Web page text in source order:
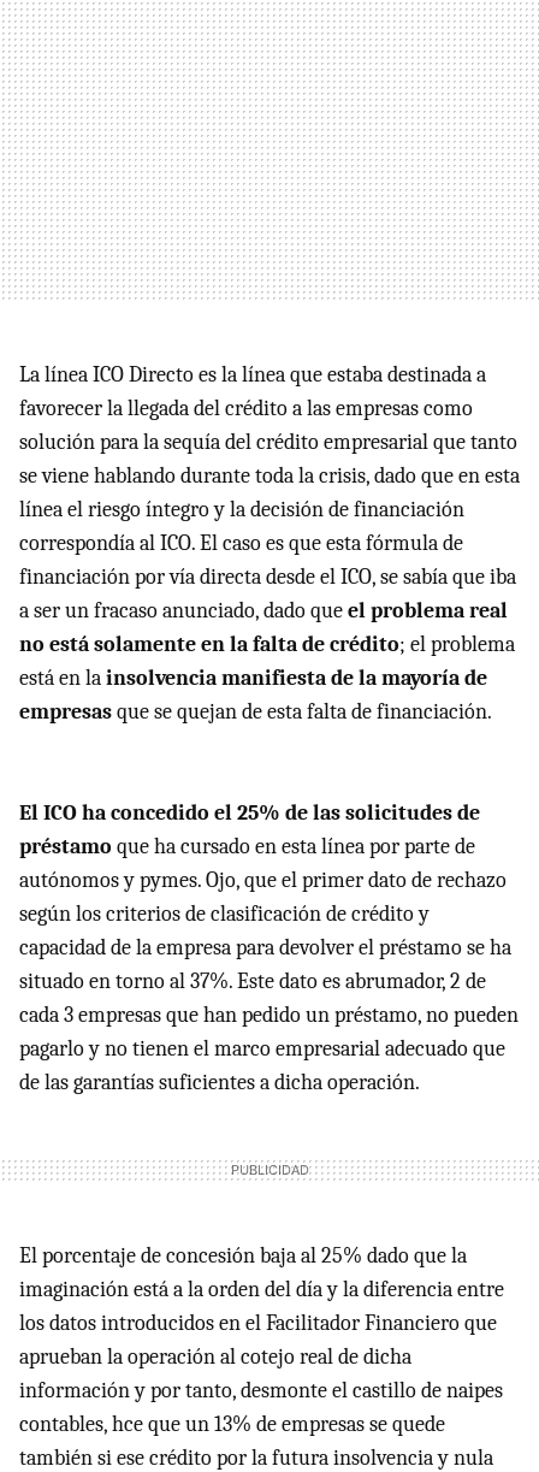
La líneaICODirecto es la línea que estaba destinada a
favorecer la llegada del crédito a las empresas como
solución para la sequía del crédito empresarial que tanto
se viene hablando durante toda la crisis, dado que en esta
línea el riesgo íntegro y la decisión de financiación
correspondía alICO. El caso es que esta fórmula de
financiación por vía directa desde elICO, se sabía que iba
a ser un fracaso anunciado, dado queel problema real
no está solamente en la falta de crédito; el problema
está en lainsolvencia manifiesta de la mayoría de
empresasque se quejan de esta falta de financiación.
ElICOha concedido el 25% de las solicitudes de
préstamo que ha cursado en esta línea por parte de
autónomos y pymes. Ojo, que el primer dato de rechazo
según los criterios de clasificación de crédito y
capacidad de la empresa para devolver el préstamo se ha
situado en torno al 37%. Este dato es abrumador, 2 de
cada 3 empresas que han pedido un préstamo, no pueden
pagarlo y no tienen el marco empresarial adecuado que
de las garantías suficientes a dicha operación.
El porcentaje de concesión baja al 25% dado que la
imaginación está a la orden del día y la diferencia entre
los datos introducidos en el Facilitador Financiero que
aprueban la operación al cotejo real de dicha
información y por tanto, desmonte el castillo de naipes
contables, hce que un 13% de empresas se quede
también si ese crédito por la futura insolvencia y nula